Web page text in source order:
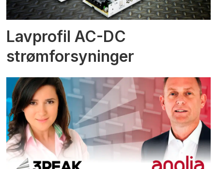
Lavprofil AC-DC
strømforsyninger